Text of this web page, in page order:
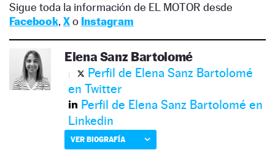
Sigue toda la información de EL MOTOR desde
Facebook, Xo Instagram
Elena Sanz Bartolomé
Perfil de Elena Sanz Bartolomé
en Twitter
Perfil de Elena Sanz Bartolomé en
Linkedin
VER BIOGRAFÍA